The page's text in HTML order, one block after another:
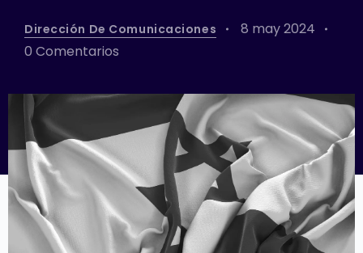
Dirección De Comunicaciones
8 may 2024
0 Comentarios